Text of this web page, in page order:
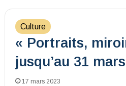
Culture
« Portraits,
jusqu’au 31
17 mars 2023